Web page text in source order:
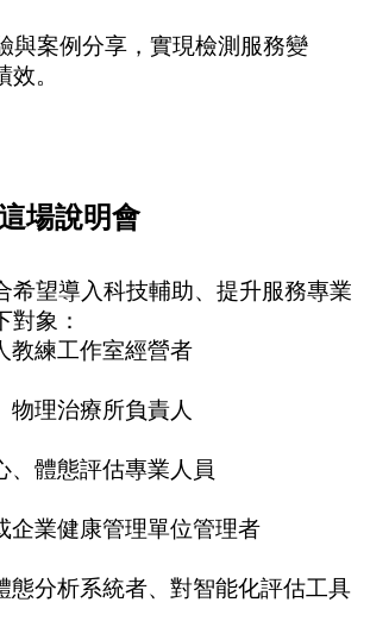
與案例分享，實現檢測服務變
。
場說明會
希望導入科技輔助、提升服務專業
對象：
練工作室經營者
理治療所負責人
體態評估專業人員
業健康管理單位管理者
分析系統者、對智能化評估工具